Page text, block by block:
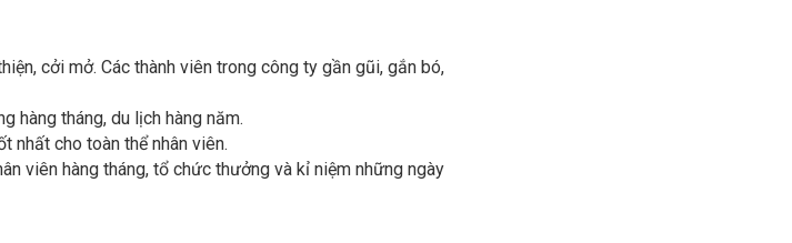
cởi mở. Các thành viên trong công ty gần gũi, gắn bó,
hàng tháng, du lịch hàng năm.
nhất cho toàn thể nhân viên.
viên hàng tháng, tổ chức thưởng và kỉ niệm những ngày